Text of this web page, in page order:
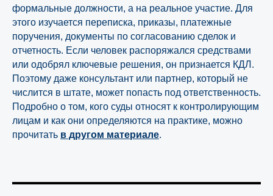
формальные должности, а на реальное участие. Для
этого изучается переписка, приказы, платежные
поручения, документы по согласованию сделок и
отчетность. Если человек распоряжался средствами
или одобрял ключевые решения, он признается КДЛ.
Поэтому даже консультант или партнер, который не
числится в штате, может попасть под ответственность.
Подробно о том, кого суды относят к контролирующим
лицам и как они определяются на практике, можно
прочитать в другом материале.